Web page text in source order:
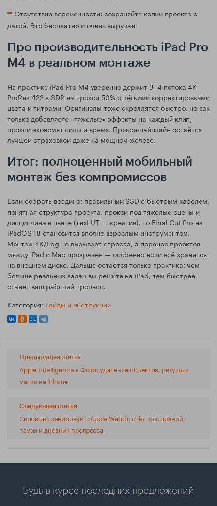
Отсутствие версионности: сохраняйте копии проекта с
датой. Это бесплатно и очень выручает.
Про производительность iPad Pro
M4 в реальном монтаже
На практике iPad Pro M4 уверенно держит 3–4 потока 4K
ProRes 422 в SDR на прокси 50% с лёгкими корректировками
цвета и титрами. Оригиналы тоже скроллятся быстро, но как
только добавляете «тяжёлые» эффекты на каждый клип,
прокси экономят силы и время. Прокси‑пайплайн остаётся
лучшей страховкой даже на мощном железе.
Итог: полноценный мобильный
монтаж без компромиссов
Если собрать воедино: правильный SSD с быстрым кабелем,
понятная структура проекта, прокси под тяжёлые сцены и
дисциплина в цвете (техLUT → креатив), то Final Cut Pro на
iPadOS 18 становится вполне взрослым инструментом.
Монтаж 4K/Log не вызывает стресса, а перенос проектов
между iPad и Mac прозрачен — особенно если всё хранится
на внешнем диске. Дальше остаётся только практика: чем
больше реальных задач вы решите на iPad, тем быстрее
станет ваш рабочий процесс.
Категория: Гайды и инструкции
Предыдущая статья
Apple Intelligence в Фото: удаление объектов, ретушь и
магия на iPhone
Следующая статья
Силовые тренировки с Apple Watch: счёт повторений,
паузы и дневник прогресса
Будь в курсе последних предложений